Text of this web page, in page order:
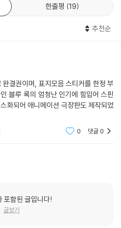
결권이며, 표지모음 스티커를 한정 부
블루 록의 엄청난 인기에 힘입어 스핀
화되어 애니메이션 극장판도 제작되었
포함된 글입니다!